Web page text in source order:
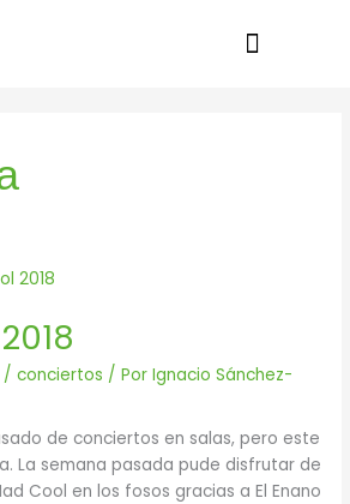
/conciertos / PorIgnacio Sánchez-
de conciertos en salas, pero este
La semana pasada pude disfrutar de
Cool en los fosos gracias a El Enano